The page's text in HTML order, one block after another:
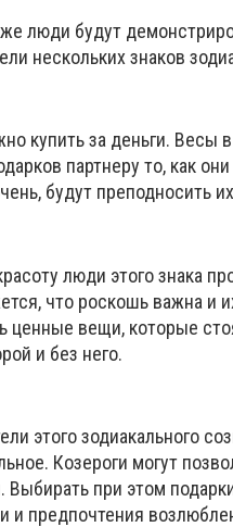
люди будут
нескольких знаков
купить за деньги. Весы
партнеру то, как
будут преподносить
люди этого знака
что роскошь важна и
ценные вещи, которые
и без него.
этого зодиакального
Козероги могут
Выбирать при этом
и предпочтения